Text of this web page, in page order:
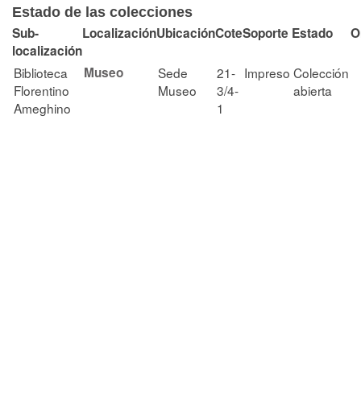
Estado de las colecciones
Sub-
localización
LocalizaciónUbicaciónCoteSoporte Estado
Biblioteca
Florentino
Ameghino
Museo
Sede
Museo
21-
3/4-
1
Impreso Colección
abierta